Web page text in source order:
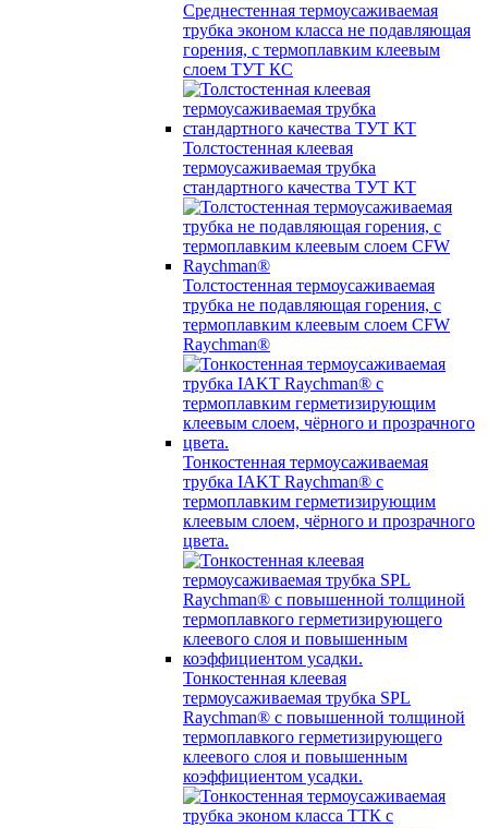
Среднестенная термоусаживаемая
трубка эконом класса не подавляющая
горения, с термоплавким клеевым
слоем ТУТ КС
Толстостенная клеевая
термоусаживаемая трубка
стандартного качества ТУТ КТ
Толстостенная термоусаживаемая
трубка не подавляющая горения, с
термоплавким клеевым слоем CFW
Raychman®
Тонкостенная термоусаживаемая
трубка IAKT Raychman® с
термоплавким герметизирующим
клеевым слоем, чёрного и прозрачного
цвета.
Тонкостенная клеевая
термоусаживаемая трубка SPL
Raychman® с повышенной толщиной
термоплавкого герметизирующего
клеевого слоя и повышенным
коэффициентом усадки.